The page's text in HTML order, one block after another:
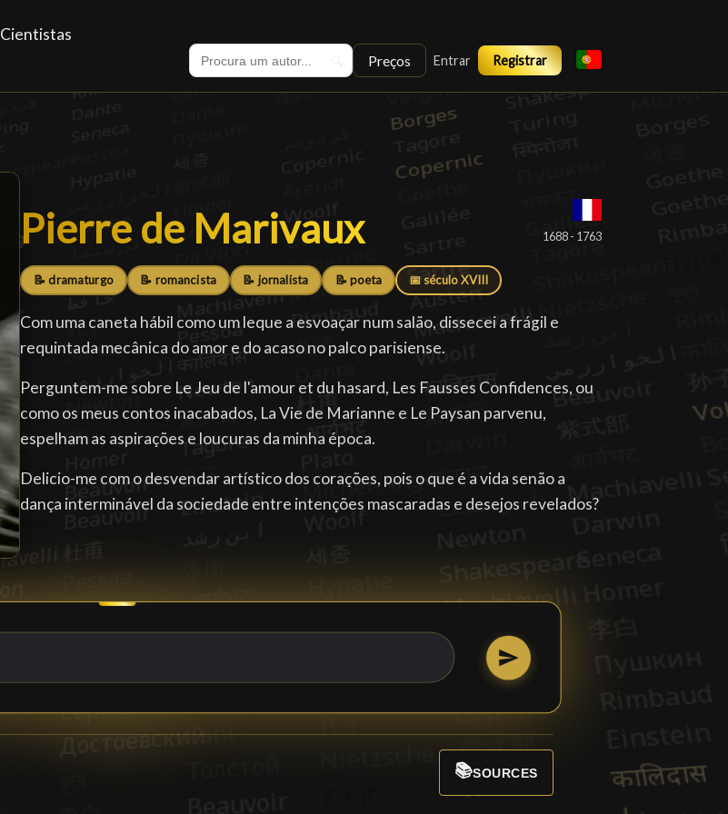
Cientistas
Preços Entrar Registrar
Pierre de Marivaux
Pierre de Marivaux█ 1688 - 1763
📝 dramaturgo 📝 romancista 📝 jornalista 📝 poeta 📅 século XVIII
Com uma caneta hábil como um leque a esvoaçar num salão, dissecei a frágil e
requintada mecânica do amor e do acaso no palco parisiense.
Perguntem-me sobre Le Jeu de l'amour et du hasard, Les Fausses Confidences, ou
como os meus contos inacabados, La Vie de Marianne e Le Paysan parvenu,
espelham as aspirações e loucuras da minha época.
Delicio-me com o desvendar artístico dos corações, pois o que é a vida senão a
dança interminável da sociedade entre intenções mascaradas e desejos revelados?
📚SOURCES